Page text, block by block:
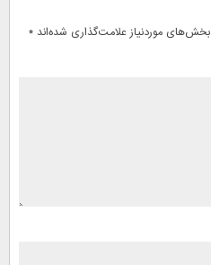
بخش‌های موردنیاز علامت‌گذاری شده‌اند*